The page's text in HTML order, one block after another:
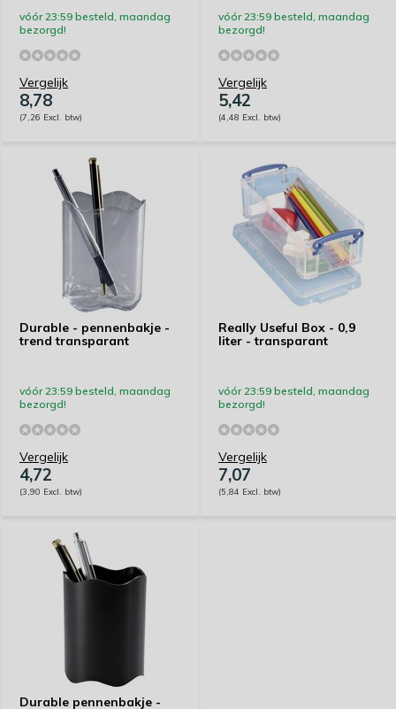
vóór 23:59 besteld, maandag
bezorgd!
Vergelijk
8,78
(7,26 Excl. btw)
vóór 23:59 besteld, maandag
bezorgd!
Vergelijk
5,42
(4,48 Excl. btw)
Durable - pennenbakje -
trend transparant
vóór 23:59 besteld, maandag
bezorgd!
Vergelijk
4,72
(3,90 Excl. btw)
Really Useful Box - 0,9
liter - transparant
vóór 23:59 besteld, maandag
bezorgd!
Vergelijk
7,07
(5,84 Excl. btw)
Durable pennenbakje -